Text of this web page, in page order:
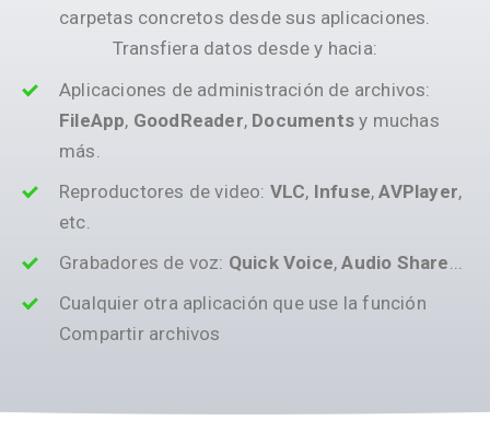
carpetas concretos desde sus aplicaciones.
Transfiera datos desde y hacia:
Aplicaciones de administración de archivos:
FileApp, GoodReader, Documents y muchas
más.
Reproductores de video: VLC, Infuse,AVPlayer,
etc.
Grabadores de voz: Quick Voice,Audio Share...
Cualquier otra aplicación que use la función
Compartir archivos